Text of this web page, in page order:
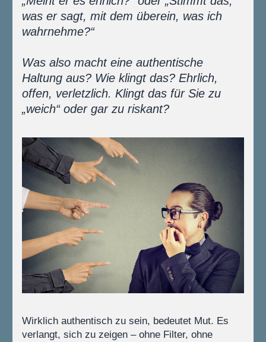
was er sagt, mit dem überein, was ich
wahrnehme?“
Was also macht eine authentische
Haltung aus? Wie klingt das? Ehrlich,
offen, verletzlich. Klingt das für Sie zu
„weich“ oder gar zu riskant?
Wirklich authentisch zu sein, bedeutet Mut. Es
verlangt, sich zu zeigen – ohne Filter, ohne